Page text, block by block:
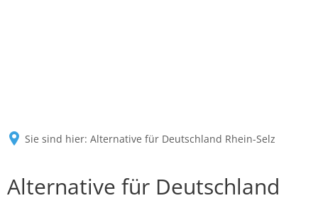
Sie sind hier: Alternative für Deutschland Rhein-Selz
Alternative für Deutschland